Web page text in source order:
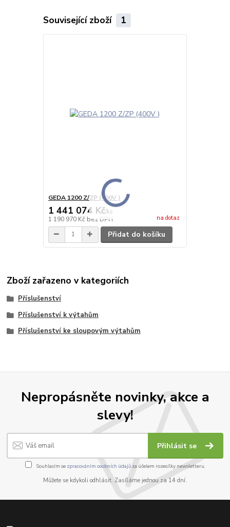
Související zboží 1
GEDA 1200 Z/ZP (400V )
1 441 074 Kč/ks
1 190 970 Kč bez DPH na dotaz
Přidat do košíku
Zboží zařazeno v kategoriích
Příslušenství
Příslušenství k výtahům
Příslušenství ke sloupovým výtahům
Nepropásněte novinky, akce a
slevy!
Přihlásit se
Souhlasím se zpracováním osobních údajůza účelem rozesílky newsletteru.
Můžete se kdykoli odhlásit. Zasíláme jednou za 14 dní.